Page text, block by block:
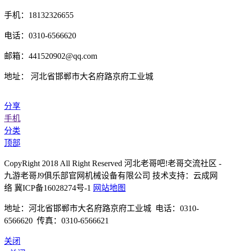
手机：18132326655
电话：0310-6566620
邮箱：441520902@qq.com
地址： 河北省邯郸市大名府路京府工业城
分享
手机
分类
顶部
CopyRight 2018 All Right Reserved 河北老哥吧!老哥交流社区 -
九游老哥J9俱乐部官网机械设备有限公司 技术支持：云成网
络 冀ICP备16028274号-1 网站地图
地址：河北省邯郸市大名府路京府工业城 电话：0310-
6566620 传真：0310-6566621
关闭